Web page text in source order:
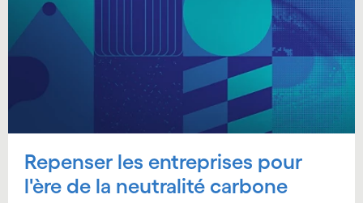
Repenser les entreprises pour
l'ère de la neutralité carbone